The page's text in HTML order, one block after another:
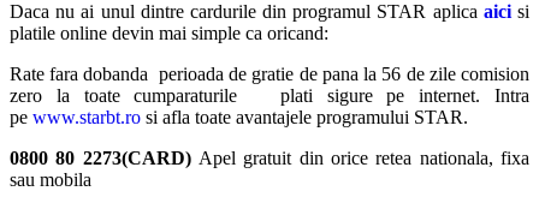
Daca nu ai unul dintre cardurile din programul STAR aplica aicisi
platile online devin mai simple ca oricand:
Rate fara dobanda perioada de gratie de pana la 56 de zile comision
zero la toate cumparaturile plati sigure pe internet. Intra
pe www.starbt.ro si afla toate avantajele programului STAR.
0800 80 2273(CARD)Apel gratuit din orice retea nationala, fixa
sau mobila